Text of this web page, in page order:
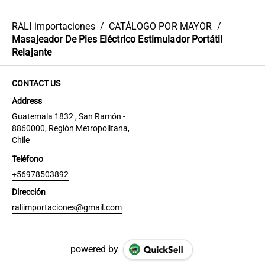
RALI importaciones / CATÁLOGO POR MAYOR /
Masajeador De Pies Eléctrico Estimulador Portátil
Relajante
CONTACT US
Address
Guatemala 1832 , San Ramón -
8860000, Región Metropolitana,
Chile
Teléfono
+56978503892
Dirección
raliimportaciones@gmail.com
powered by